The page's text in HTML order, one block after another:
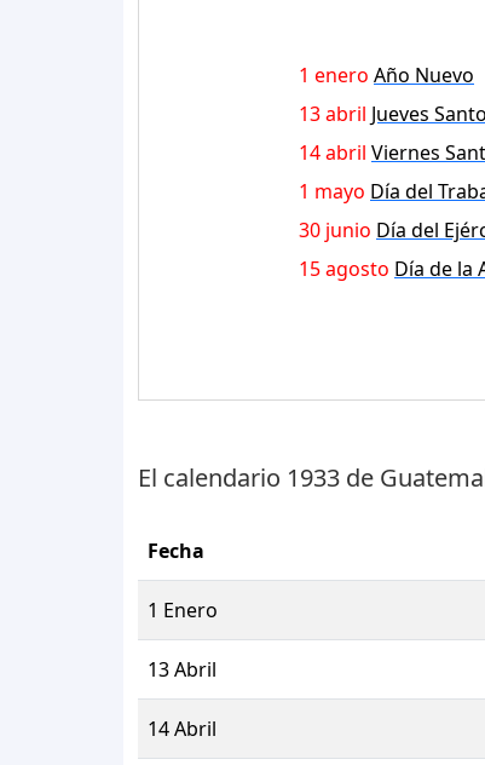
1 enero Año Nuevo
13 abril Jueves Santo
14 abril Viernes
1 mayo Día del
30 junio Día del
15 agosto Día de la
El calendario 1933 de
Fecha
1 Enero
13 Abril
14 Abril